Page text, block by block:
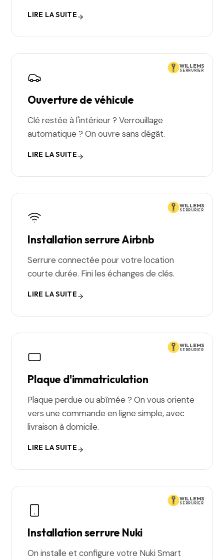
LIRE LA SUITE
WILLEMS
SERRURIER
Ouverture de véhicule
Clé restée à l'intérieur ? Verrouillage
automatique ? On ouvre sans dégât.
LIRE LA SUITE
WILLEMS
SERRURIER
Installation serrure Airbnb
Serrure connectée pour votre location
courte durée. Fini les échanges de clés.
LIRE LA SUITE
WILLEMS
SERRURIER
Plaque d'immatriculation
Plaque perdue ou abîmée ? On vous oriente
vers une commande en ligne simple, avec
livraison à domicile.
LIRE LA SUITE
WILLEMS
SERRURIER
Installation serrure Nuki
On installe et configure votre Nuki Smart